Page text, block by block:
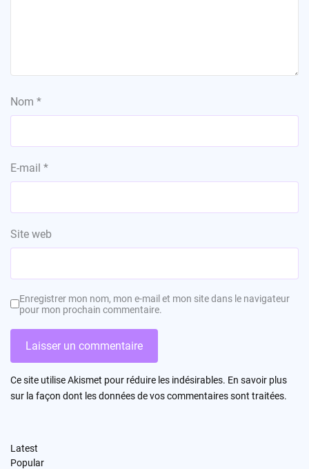
Nom *
E-mail *
Site web
Enregistrer mon nom, mon e-mail et mon site dans le navigateur
pour mon prochain commentaire.
Ce site utilise Akismet pour réduire les indésirables. En savoir plus
sur la façon dont les données de vos commentaires sont traitées.
Latest
Popular